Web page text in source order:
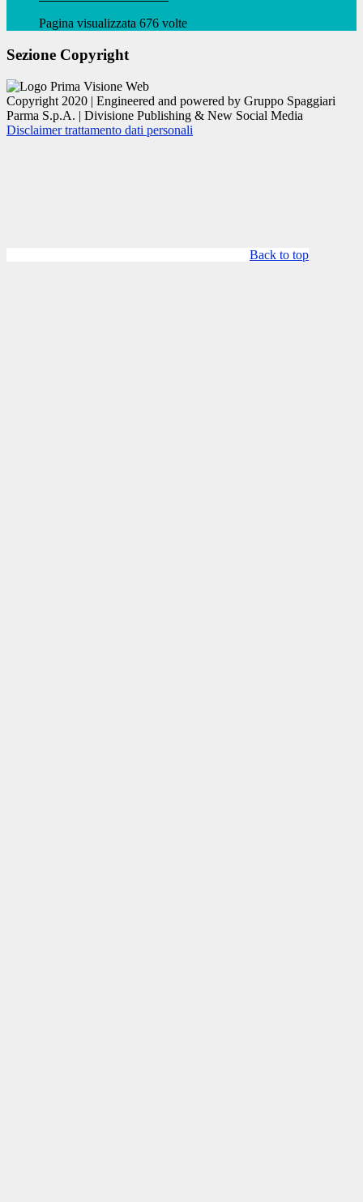
Pagina visualizzata 676 volte
Sezione Copyright
Copyright 2020 | Engineered and powered by Gruppo Spaggiari
Parma S.p.A. | Divisione Publishing & New Social Media
Disclaimer trattamento dati personali
Back to top